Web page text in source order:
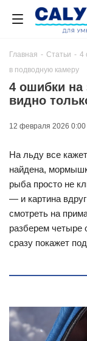
Главная - Статьи - 4
в подводную камеру
4 ошибки на
видно
12 февраля 2026 0:00
На льду все
найдена,
рыба просто не
— и картина
смотреть на
разберем четыре
сразу покажет